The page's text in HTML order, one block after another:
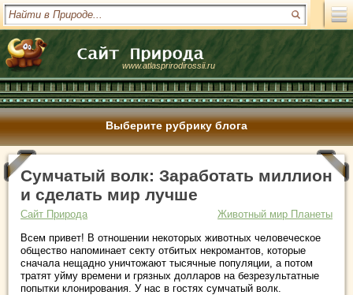
www.atlasprirodirossii.ru
Выберите рубрику блога
Сумчатый волк: Заработать миллион
и сделать мир лучше
Сайт Природа
Животный мир Планеты
Всем привет! В отношении некоторых животных человеческое
общество напоминает секту отбитых некромантов, которые
сначала нещадно уничтожают тысячные популяции, а потом
тратят уйму времени и грязных долларов на безрезультатные
попытки клонирования. У нас в гостях сумчатый волк.